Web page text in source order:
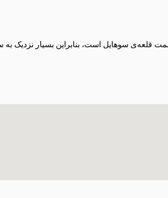
قلعه‌ی سوهایل است، بنابراین بسیار نزدیک